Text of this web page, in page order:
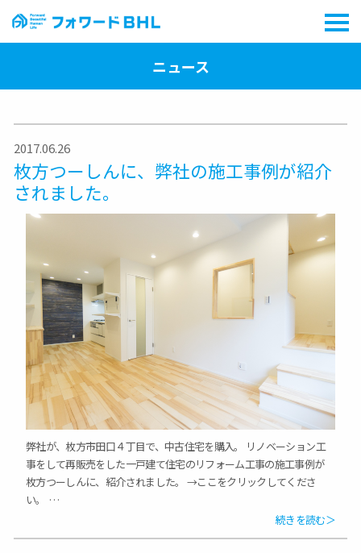
ニュース
2017.06.26
枚方つーしんに、弊社の施工事例が紹介
されました。
弊社が、枚方市田口４丁目で、中古住宅を購入。 リノベーション工
事をして再販売をした一戸建て住宅のリフォーム工事の施工事例が
枚方つーしんに、紹介されました。 →ここをクリックしてくださ
い。 …
続きを読む＞